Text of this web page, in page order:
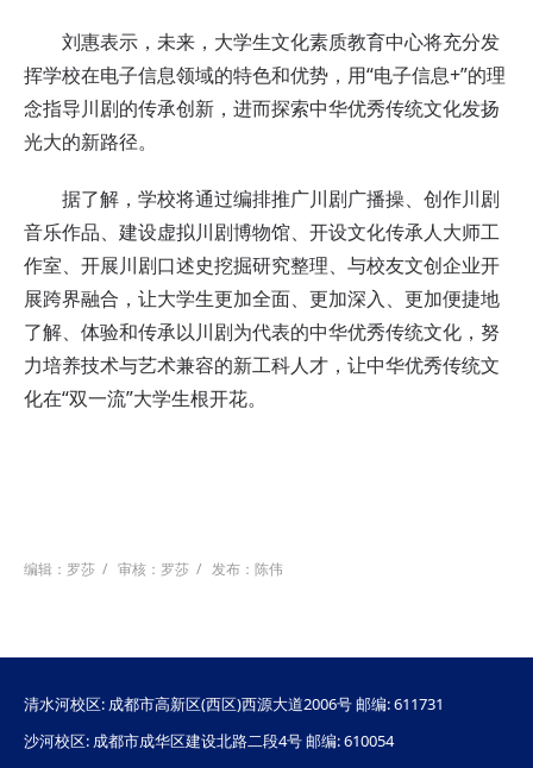
刘惠表示，未来，大学生文化素质教育中心将充分发
挥学校在电子信息领域的特色和优势，用“电子信息+”的理
念指导川剧的传承创新，进而探索中华优秀传统文化发扬
光大的新路径。
据了解，学校将通过编排推广川剧广播操、创作川剧
音乐作品、建设虚拟川剧博物馆、开设文化传承人大师工
作室、开展川剧口述史挖掘研究整理、与校友文创企业开
展跨界融合，让大学生更加全面、更加深入、更加便捷地
了解、体验和传承以川剧为代表的中华优秀传统文化，努
力培养技术与艺术兼容的新工科人才，让中华优秀传统文
化在“双一流”大学生根开花。
编辑：罗莎 / 审核：罗莎 / 发布：陈伟
清水河校区: 成都市高新区(西区)西源大道2006号 邮编: 611731
沙河校区: 成都市成华区建设北路二段4号 邮编: 610054